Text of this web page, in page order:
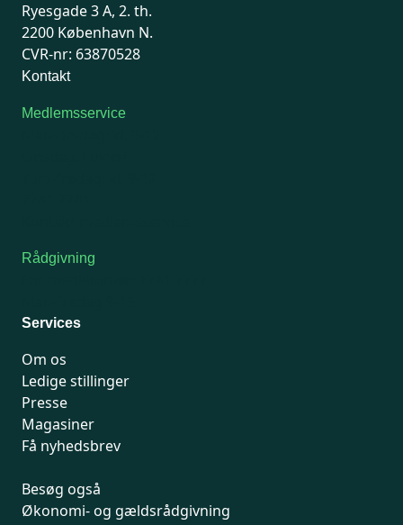
Ryesgade 3 A, 2. th.
2200 København N.
CVR-nr: 63870528
Kontakt
Medlemsservice
Rådgivning
Services
Om os
Ledige stillinger
Presse
Magasiner
Få nyhedsbrev
Besøg også
Økonomi- og gældsrådgivning